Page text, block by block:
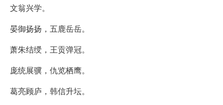
文翁兴学。
晏御扬扬，五鹿岳岳。
萧朱结绶，王贡弹冠。
庞统展骥，仇览栖鹰。
葛亮顾庐，韩信升坛。